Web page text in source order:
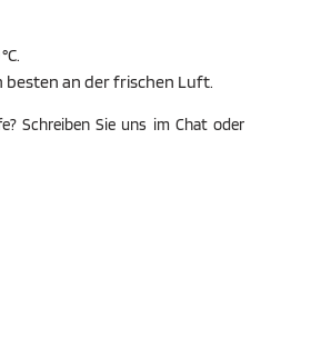
besten an der frischen Luft.​
Schreiben Sie uns im Chat oder